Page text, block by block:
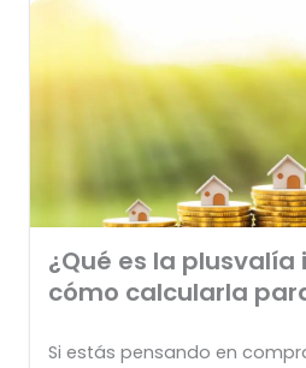
¿Qué es la
cómo calcularla
Si estás pensando en